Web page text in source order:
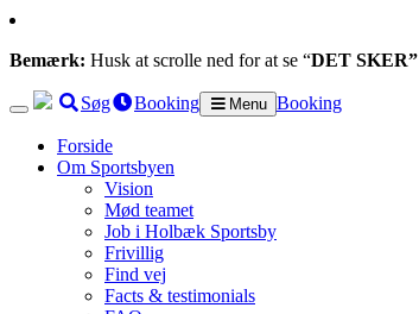
Bemærk: Husk at scrolle ned for at se “DET SKER”
Søg Booking Menu Booking
Forside
Om Sportsbyen
Vision
Mød teamet
Job i Holbæk Sportsby
Frivillig
Find vej
Facts & testimonials